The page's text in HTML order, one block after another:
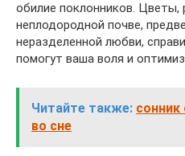
обилие поклонников. Цветы,
неплодородной почве,
неразделенной любви,
помогут ваша воля и
Читайте также: сонник
во сне